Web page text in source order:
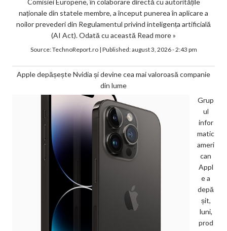
naționale din statele membre, a început punerea în aplicare a
noilor prevederi din Regulamentul privind inteligența artificială
(AI Act). Odată cu această Read more »
Source:TechnoReport.ro| Published:august 3, 2026 - 2:43 pm
Apple depășește Nvidia și devine cea mai valoroasă companie
din lume
Grup
ul
infor
matic
ameri
can
Appl
e a
depă
șit,
luni,
prod